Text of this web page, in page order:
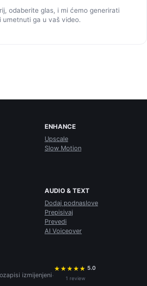
odaberite glas, i mi ćemo generirati
umetnuti ga u vaš video.
ENHANCE
Upscale
Slow Motion
AUDIO & TEXT
Dodaj podnaslove
Prepisivaj
Prevedi
AI Voiceover
izmijenjeni·
★ ★ ★ ★ ★ 5.0
1 review